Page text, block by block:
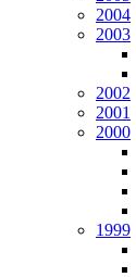
2004
2003
2002
2001
2000
1999